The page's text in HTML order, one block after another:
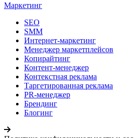
Маркетинг
SEO
SMM
Интернет-маркетинг
Менеджер маркетплейсов
Копирайтинг
Контент-менеджер
Контекстная реклама
Таргетированная реклама
PR-менеджер
Брендинг
Блогинг